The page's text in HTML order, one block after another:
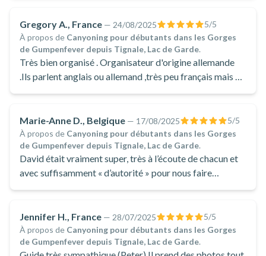
superbes, à couper le souffle. C’était une première pour
nous et ça ne sera pas la dernière! Le petit plus, les
photos à la fin que Thomas a pris durant le parcours.
Vous pouvez faire appel à lui les yeux fermés!! Nous le
recommandons +++++ Merci encore Thomas!
Gregory A., France — 24/08/2025 5/5
À propos de Canyoning pour débutants dans les Gorges
de Gumpenfever depuis Tignale, Lac de Garde.
Très bien organisé . Organisateur d'origine allemande
.Ils parlent anglais ou allemand ,très peu français mais ca
Marie-Anne D., Belgique — 17/08/2025 5/5
À propos de Canyoning pour débutants dans les Gorges
de Gumpenfever depuis Tignale, Lac de Garde.
David était vraiment super, très à l’écoute de chacun et
avec suffisamment « d’autorité » pour nous faire
Jennifer H., France — 28/07/2025 5/5
À propos de Canyoning pour débutants dans les Gorges
de Gumpenfever depuis Tignale, Lac de Garde.